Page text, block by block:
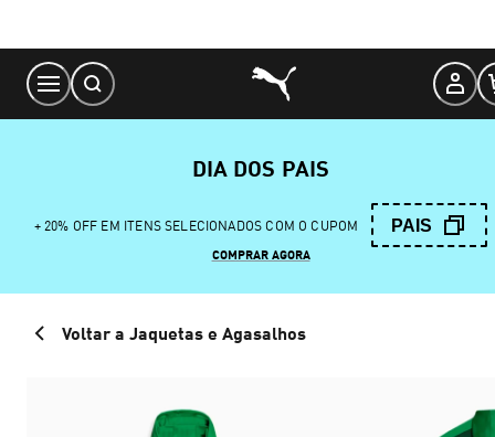
Content
DIA DOS PAIS
+ 20% OFF EM ITENS SELECIONADOS COM O CUPOM PAIS
COMPRAR AGORA
Voltar a Jaquetas e Agasalhos